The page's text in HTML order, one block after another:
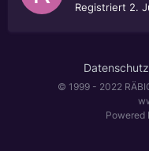
Registriert 2.
© 1999 - 2022
Powered